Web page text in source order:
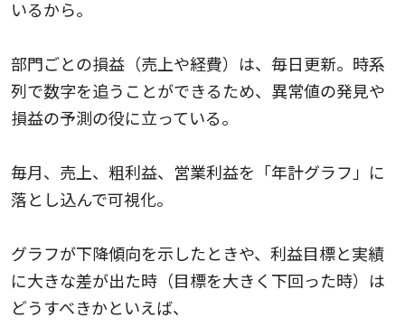
いるから。
部門ごとの損益（売上や経費）は、毎日更新。時系
列で数字を追うことができるため、異常値の発見や
損益の予測の役に立っている。
毎月、売上、粗利益、営業利益を「年計グラフ」に
落とし込んで可視化。
グラフが下降傾向を示したときや、利益目標と実績
に大きな差が出た時（目標を大きく下回った時）は
どうすべきかといえば、